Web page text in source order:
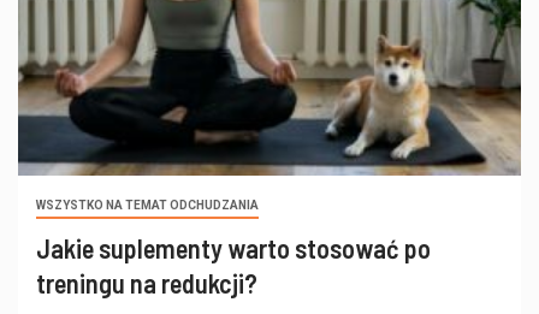
WSZYSTKO NA TEMAT ODCHUDZANIA
Jakie suplementy warto stosować po
treningu na redukcji?